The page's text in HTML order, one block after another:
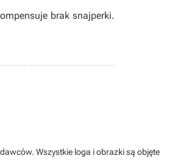
brak snajperki.
Wszystkie loga i obrazki są objęte